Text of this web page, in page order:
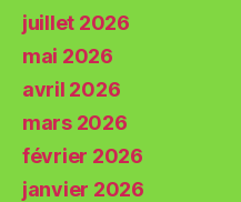
juillet 2026
mai 2026
avril 2026
mars 2026
février 2026
janvier 2026